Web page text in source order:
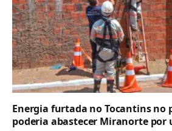
Energia furtada no Tocantins no
poderia abastecer Miranorte por